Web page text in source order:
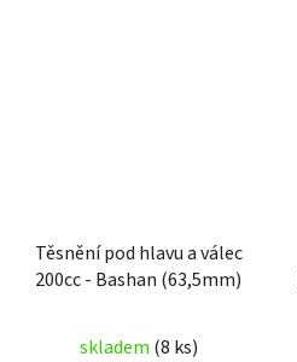
Těsnění pod hlavu a válec
200cc - Bashan (63,5mm)
skladem (8 ks)